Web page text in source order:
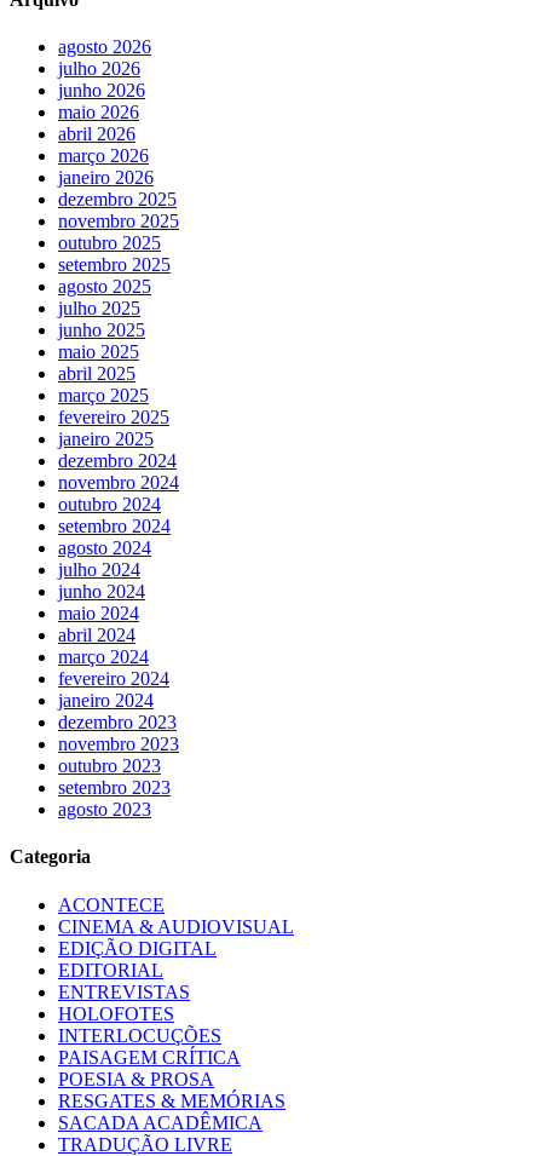
agosto 2026
julho 2026
junho 2026
maio 2026
abril 2026
março 2026
janeiro 2026
dezembro 2025
novembro 2025
outubro 2025
setembro 2025
agosto 2025
julho 2025
junho 2025
maio 2025
abril 2025
março 2025
fevereiro 2025
janeiro 2025
dezembro 2024
novembro 2024
outubro 2024
setembro 2024
agosto 2024
julho 2024
junho 2024
maio 2024
abril 2024
março 2024
fevereiro 2024
janeiro 2024
dezembro 2023
novembro 2023
outubro 2023
setembro 2023
agosto 2023
Categoria
ACONTECE
CINEMA & AUDIOVISUAL
EDIÇÃO DIGITAL
EDITORIAL
ENTREVISTAS
HOLOFOTES
INTERLOCUÇÕES
PAISAGEM CRÍTICA
POESIA & PROSA
RESGATES & MEMÓRIAS
SACADA ACADÊMICA
TRADUÇÃO LIVRE